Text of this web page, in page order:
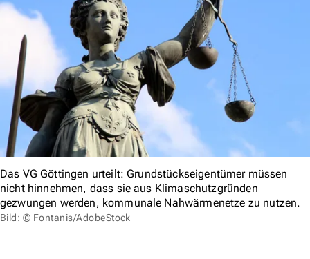
Das VG Göttingen urteilt: Grundstückseigentümer müssen
nicht hinnehmen, dass sie aus Klimaschutzgründen
gezwungen werden, kommunale Nahwärmenetze zu nutzen.
Bild: © Fontanis/AdobeStock